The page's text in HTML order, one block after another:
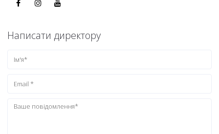
Написати директору